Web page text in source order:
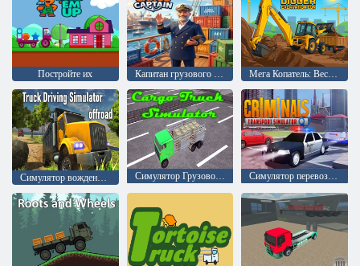
Постройте их Капитан грузового судна Мега Копатель: Веселые раскопки
Симулятор Грузового Автомобиля Симулятор перевозки преступников